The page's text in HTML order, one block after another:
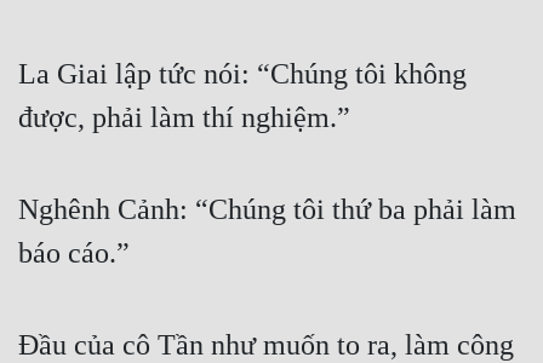
La Giai lập tức nói: “Chúng tôi không
được, phải làm thí nghiệm.”
Nghênh Cảnh: “Chúng tôi thứ ba phải làm
báo cáo.”
Đầu của cô Tần như muốn to ra, làm công